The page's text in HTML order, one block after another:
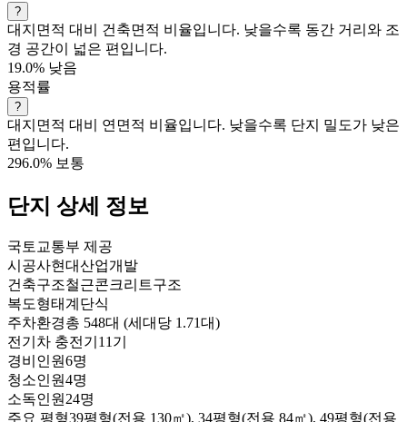
?
대지면적 대비 건축면적 비율입니다. 낮을수록 동간 거리와 조
경 공간이 넓은 편입니다.
19.0% 낮음
용적률
?
대지면적 대비 연면적 비율입니다. 낮을수록 단지 밀도가 낮은
편입니다.
296.0% 보통
단지 상세 정보
국토교통부 제공
시공사현대산업개발
건축구조철근콘크리트구조
복도형태계단식
주차환경총 548대 (세대당 1.71대)
전기차 충전기 11기
경비인원6명
청소인원4명
소독인원24명
주요 평형39평형(전용 130㎡), 34평형(전용 84㎡), 49평형(전용